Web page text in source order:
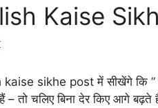
Kaise
sikhe post में सीखेंगे कि ”
तो चलिए बिना देर किए आगे